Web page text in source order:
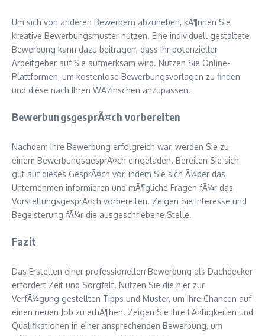
Um sich von anderen Bewerbern abzuheben, kÃ¶nnen Sie
kreative Bewerbungsmuster nutzen. Eine individuell gestaltete
Bewerbung kann dazu beitragen, dass Ihr potenzieller
Arbeitgeber auf Sie aufmerksam wird. Nutzen Sie Online-
Plattformen, um kostenlose Bewerbungsvorlagen zu finden
und diese nach Ihren WÃ¼nschen anzupassen.
BewerbungsgesprÃ¤ch vorbereiten
Nachdem Ihre Bewerbung erfolgreich war, werden Sie zu
einem BewerbungsgesprÃ¤ch eingeladen. Bereiten Sie sich
gut auf dieses GesprÃ¤ch vor, indem Sie sich Ã¼ber das
Unternehmen informieren und mÃ¶gliche Fragen fÃ¼r das
VorstellungsgesprÃ¤ch vorbereiten. Zeigen Sie Interesse und
Begeisterung fÃ¼r die ausgeschriebene Stelle.
Fazit
Das Erstellen einer professionellen Bewerbung als Dachdecker
erfordert Zeit und Sorgfalt. Nutzen Sie die hier zur
VerfÃ¼gung gestellten Tipps und Muster, um Ihre Chancen auf
einen neuen Job zu erhÃ¶hen. Zeigen Sie Ihre FÃ¤higkeiten und
Qualifikationen in einer ansprechenden Bewerbung, um